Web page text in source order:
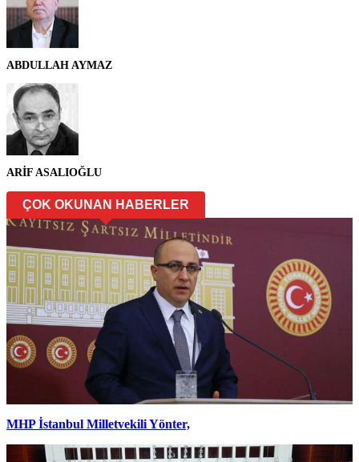
ABDULLAH AYMAZ
ARİF ASALIOĞLU
ÇOK OKUNAN HABERLER
MHP İstanbul Milletvekili Yönter,